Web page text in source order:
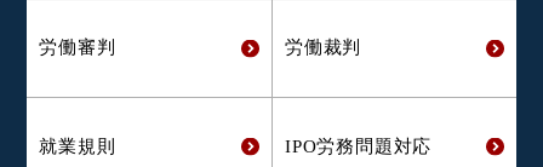
労働審判 労働裁判
就業規則 IPO労務問題対応